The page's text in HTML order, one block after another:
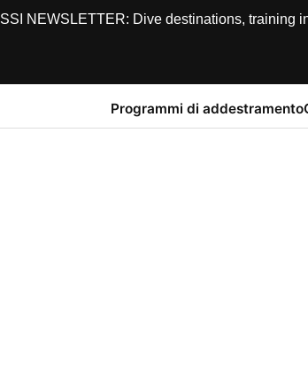
SSI NEWSLETTER: Dive destinations, training
Programmi di addestramento